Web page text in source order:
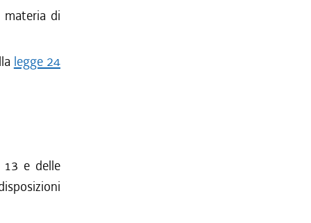
materia di
legge 24
e delle